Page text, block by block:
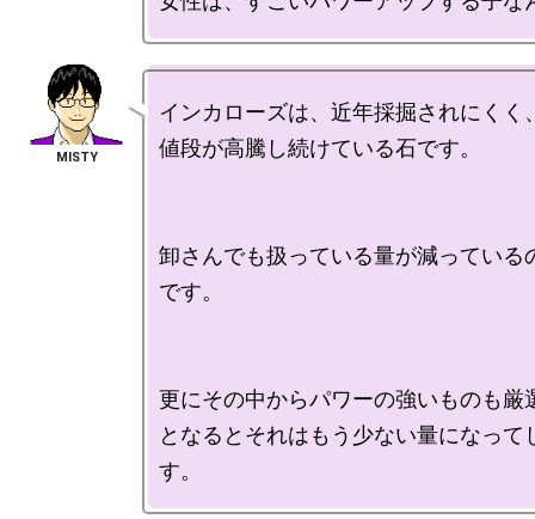
インカローズは、近年採掘されにくく
値段が高騰し続けている石です。
卸さんでも扱っている量が減っている
です。
更にその中からパワーの強いものも厳
となるとそれはもう少ない量になって